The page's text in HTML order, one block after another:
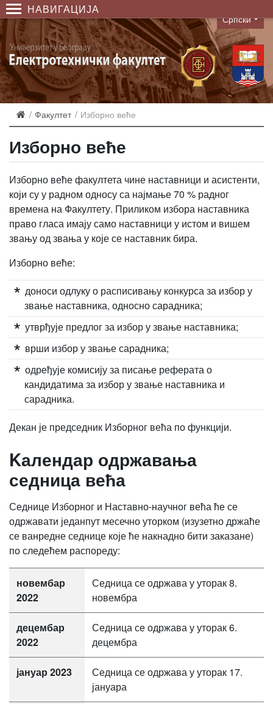
НАВИГАЦИЈА
Language
Српски
Факултет Изборно веће
Изборно веће
Изборно веће факултета чине наставници и асистенти,
који су у радном односу са најмање 70 % радног
времена на Факултету. Приликом избора наставника
право гласа имају само наставници у истом и вишем
звању од звања у које се наставник бира.
Изборно веће:
доноси одлуку о расписивању конкурса за избор у
звање наставника, односно сарадника;
утврђује предлог за избор у звање наставника;
врши избор у звање сарадника;
одређује комисију за писање реферата о
кандидатима за избор у звање наставника и
сарадника.
Декан је председник Изборног већа по функцији.
Kалендар одржавања
седница већа
Седнице Изборног и Наставно-научног већа ће се
одржавати једанпут месечно уторком (изузетно држаће
се ванредне седнице које ће накнадно бити заказане)
по следећем распореду:
новембар
2022
Седница се одржава у уторак 8.
новембра
децембар
2022
Седница се одржава у уторак 6.
децембра
јануар 2023
Седница се одржава у уторак 17.
јануара